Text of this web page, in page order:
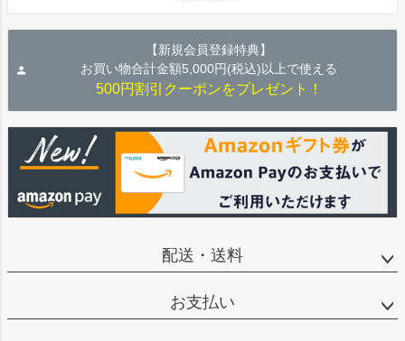
【新規会員登録特典】
お買い物合計金額5,000円(税込)以上で使える
500円割引クーポンをプレゼント！
配送・送料
お支払い